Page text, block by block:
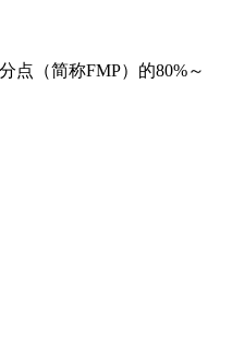
点（简称FMP）的80%～